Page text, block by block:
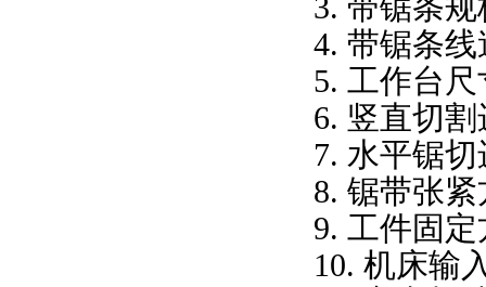
4. 带锯条
5. 工作台尺
6. 竖直切
7. 水平锯
8. 锯带张
9. 工件固
10. 机床输